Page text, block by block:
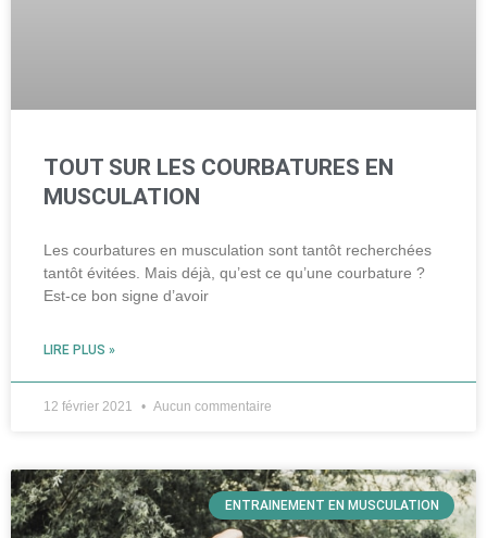
TOUT SUR LES COURBATURES EN
MUSCULATION
Les courbatures en musculation sont tantôt recherchées
tantôt évitées. Mais déjà, qu’est ce qu’une courbature ?
Est-ce bon signe d’avoir
LIRE PLUS »
12 février 2021 Aucun commentaire
ENTRAINEMENT EN MUSCULATION